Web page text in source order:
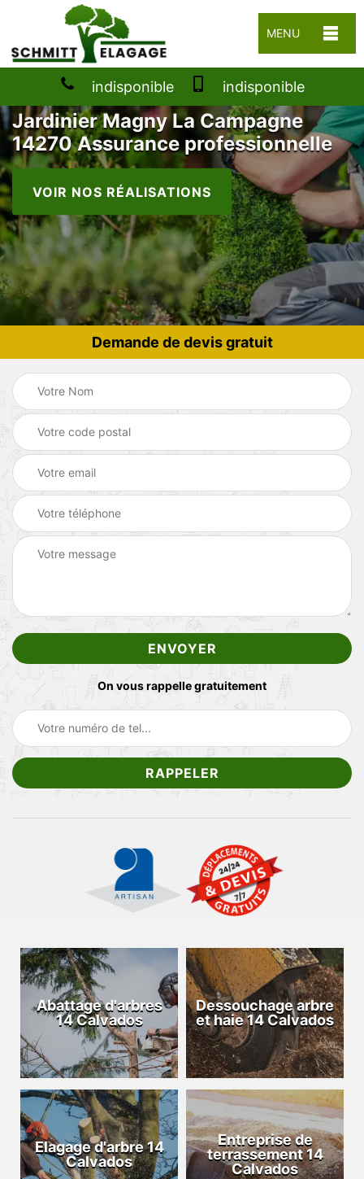
MENU
indisponible indisponible
Jardinier Magny La Campagne
14270 Assurance professionnelle
VOIR NOS RÉALISATIONS
Demande de devis gratuit
On vous rappelle gratuitement
Abattage d'arbres
14 Calvados
Dessouchage arbre
et haie 14 Calvados
Elagage d'arbre 14
Calvados
Entreprise de
terrassement 14
Calvados